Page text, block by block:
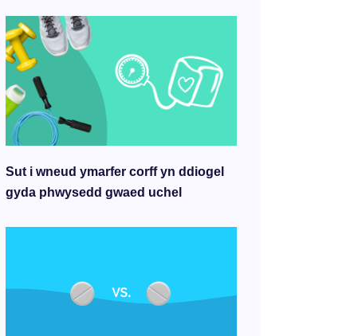
Sut i wneud ymarfer corff yn ddiogel
gyda phwysedd gwaed uchel